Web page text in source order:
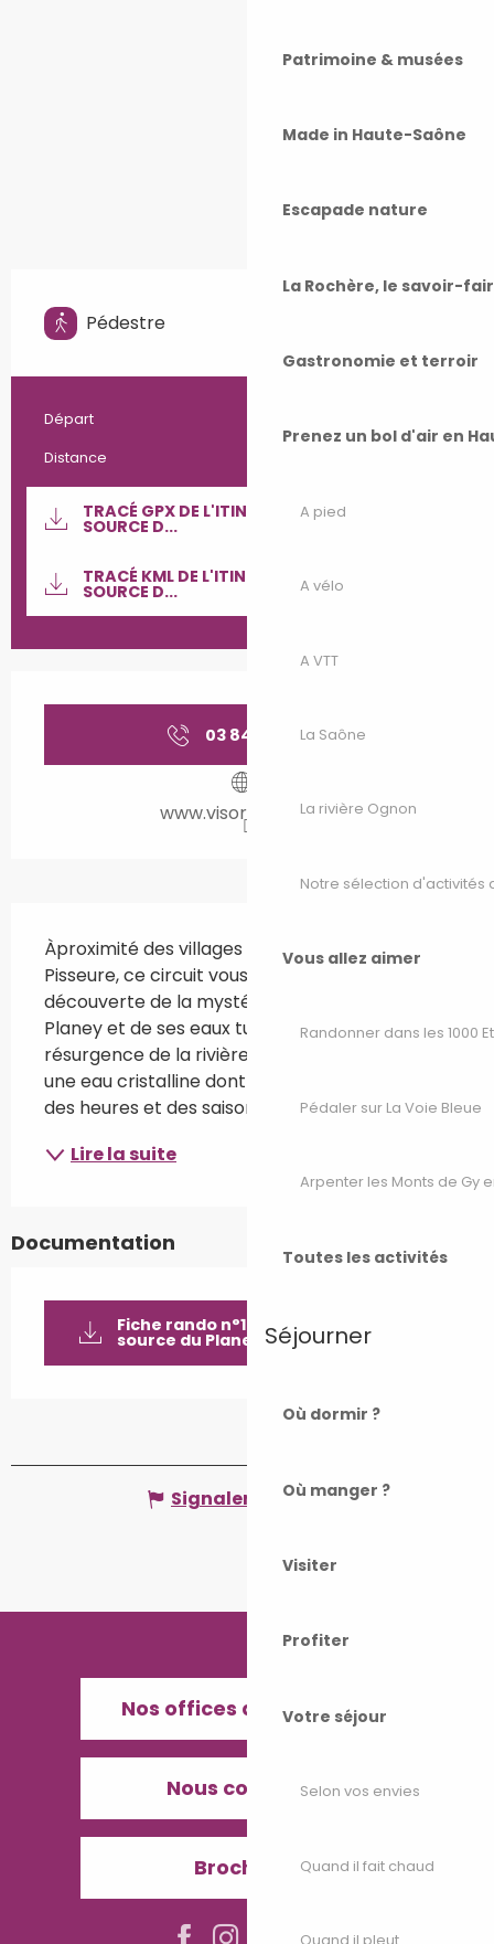
Patrimoine & musées
Made in Haute-Saône
Escapade nature
La Rochère, le savoir-
Gastronomie et terroir
Prenez un bol d'air en
A pied
A vélo
A VTT
La Saône
La rivière Ognon
Notre sélection d'activités
Vous allez aimer
Randonner dans les 1000
Pédaler sur La Voie Bleue
Arpenter les Monts de Gy
Toutes les activités
Séjourner
Où dormir ?
Où manger ?
Visiter
Profiter
Votre séjour
Selon vos envies
Quand il fait chaud
Pédestre
Informations pratiques
Départ
Distance
Documentation
TRACÉ GPX DE L'ITINÉRAIRE : CIRCUIT LA
SOURCE D...
TRACÉ KML DE L'ITINÉRAIRE : CIRCUIT LA
SOURCE D...
03 84 40 06▒▒
www.visorando.com
Àproximité des villages d’Anjeux et de la
Pisseure, ce circuit vous permet de partir à la
découverte de la mystérieuse source du
Planey et de ses eaux turquoise. Cette
résurgence de la rivière la Semouse présente
une eau cristalline dont la couleur change au fil
des heures et des saisons. Tout au...
Lire la suite
Documentation
Fiche rando n°12 Anjeux _ La
source du Planey PDF
Signaler une erreur
Nos offices de Tourisme
Nous contacter
Brochures